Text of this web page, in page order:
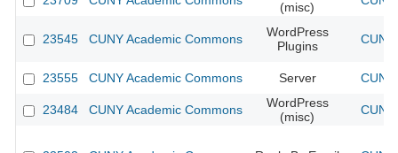
(misc)
23545 CUNY Academic Commons
WordPress
Plugins
23555 CUNY Academic Commons Server
23484 CUNY Academic Commons
WordPress
(misc)